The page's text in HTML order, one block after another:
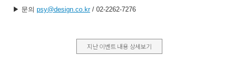
지난 이벤트 내용 상세보기